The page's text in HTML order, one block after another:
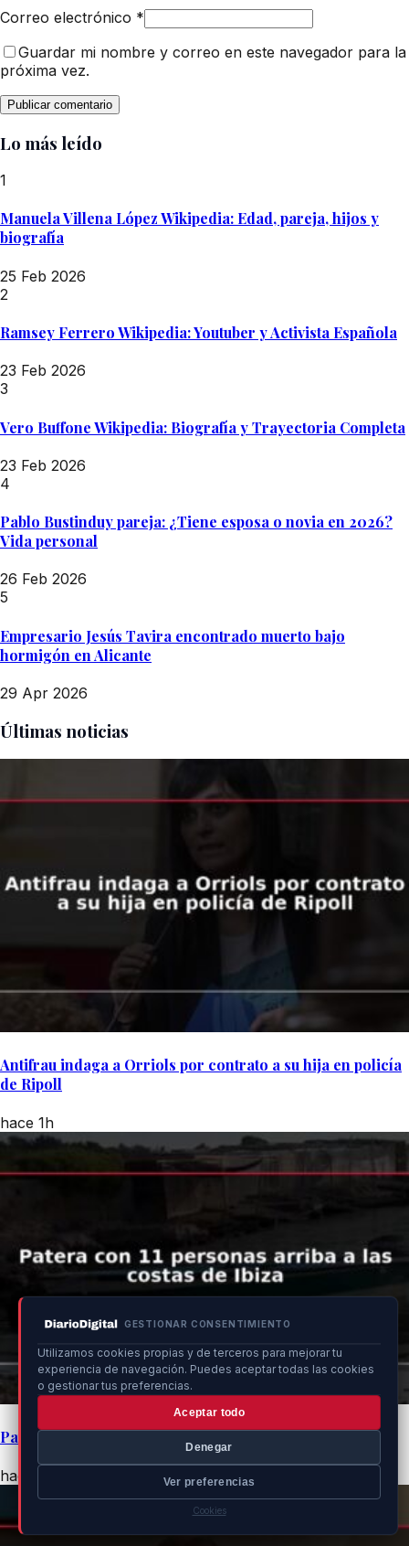
GESTIONAR CONSENTIMIENTO
Utilizamos cookies propias y de terceros para mejorar tu
experiencia de navegación. Puedes aceptar todas las cookies
o gestionar tus preferencias.
Aceptar todo
Denegar
Ver preferencias
Cookies
Correo electrónico *
Guardar mi nombre y correo en este navegador para la
próxima vez.
Lo más leído
1
Manuela Villena López Wikipedia: Edad, pareja, hijos y
biografía
25 Feb 2026
2
Ramsey Ferrero Wikipedia: Youtuber y Activista Española
23 Feb 2026
3
Vero Buffone Wikipedia: Biografía y Trayectoria Completa
23 Feb 2026
4
Pablo Bustinduy pareja: ¿Tiene esposa o novia en 2026?
Vida personal
26 Feb 2026
5
Empresario Jesús Tavira encontrado muerto bajo
hormigón en Alicante
29 Apr 2026
Últimas noticias
Antifrau indaga a Orriols por contrato a su hija en policía
de Ripoll
hace 1h
Patera con 11 personas arriba a las costas de Ibiza
hace 1h